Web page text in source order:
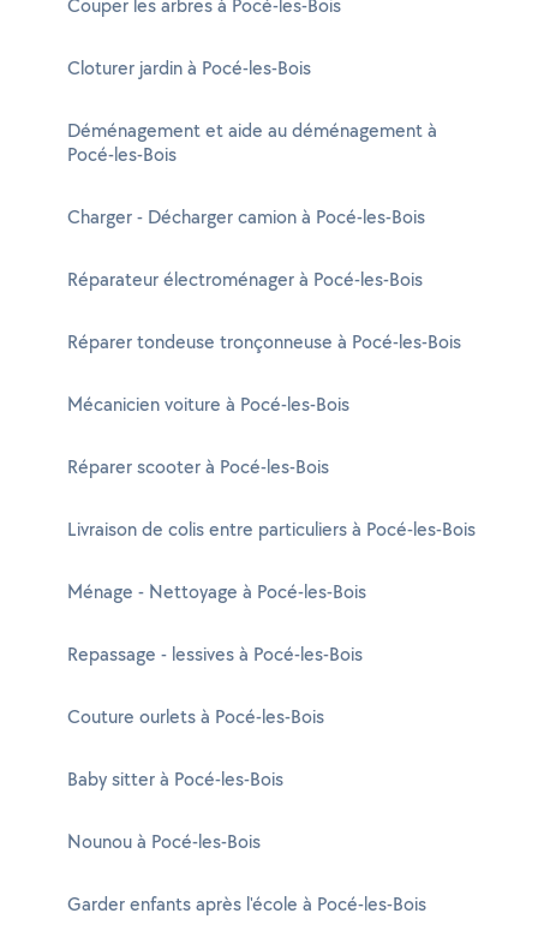
Couper les arbres à Pocé-les-Bois
Cloturer jardin à Pocé-les-Bois
Déménagement et aide au déménagement à
Pocé-les-Bois
Charger - Décharger camion à Pocé-les-Bois
Réparateur électroménager à Pocé-les-Bois
Réparer tondeuse tronçonneuse à Pocé-les-Bois
Mécanicien voiture à Pocé-les-Bois
Réparer scooter à Pocé-les-Bois
Livraison de colis entre particuliers à Pocé-les-Bois
Ménage - Nettoyage à Pocé-les-Bois
Repassage - lessives à Pocé-les-Bois
Couture ourlets à Pocé-les-Bois
Baby sitter à Pocé-les-Bois
Nounou à Pocé-les-Bois
Garder enfants après l'école à Pocé-les-Bois